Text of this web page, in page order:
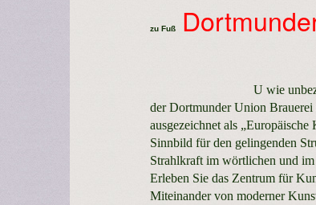
zu Fuß
U wie
der Dortmunder Union
ausgezeichnet als
Sinnbild für den gelingenden
Strahlkraft im wörtlichen und
Erleben Sie das Zentrum für
Miteinander von moderner